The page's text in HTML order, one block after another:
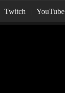
Twitch YouTube